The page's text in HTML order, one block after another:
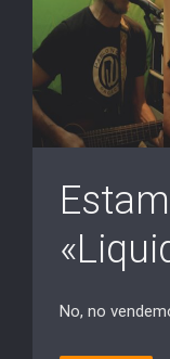
No, no